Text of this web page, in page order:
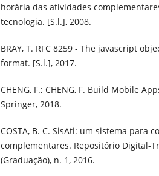
horária das atividades
tecnologia. [S.l.], 2008.
BRAY, T. RFC 8259 - The javascript
format. [S.l.], 2017.
CHENG, F.; CHENG, F. Build Mobile
Springer, 2018.
COSTA, B. C. SisAti: um sistema para
complementares. Repositório Digital-
(Graduação), n. 1, 2016.